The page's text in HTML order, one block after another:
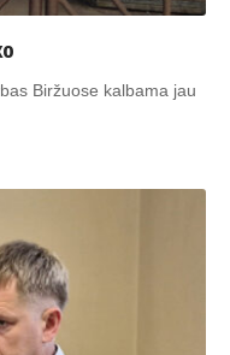
Biržuose kalbama jau